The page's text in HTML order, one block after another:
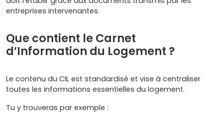
entreprises intervenantes.
Que contient le Carnet
d’Information du Logement ?
Le contenu du CIL est standardisé et vise à centraliser
toutes les informations essentielles du logement.
Tu y trouveras par exemple :